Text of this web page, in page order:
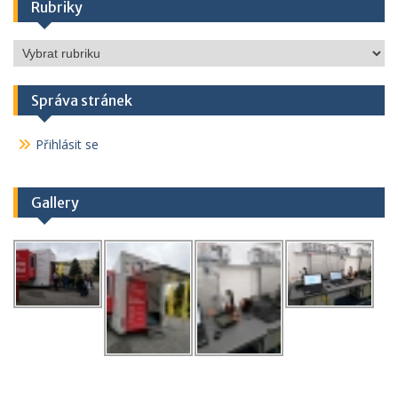
Rubriky
Rubriky
Správa stránek
Přihlásit se
Gallery